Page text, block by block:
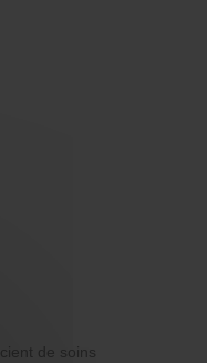
de soins